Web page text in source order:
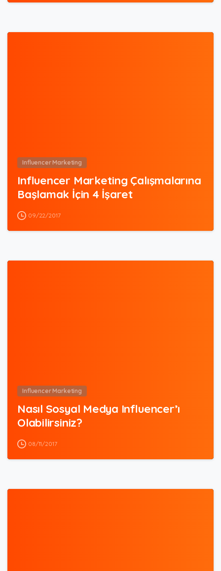
Influencer Marketing
Influencer Marketing Çalışmalarına
Başlamak İçin 4 İşaret
09/22/2017
Influencer Marketing
Nasıl Sosyal Medya Influencer’ı
Olabilirsiniz?
08/11/2017